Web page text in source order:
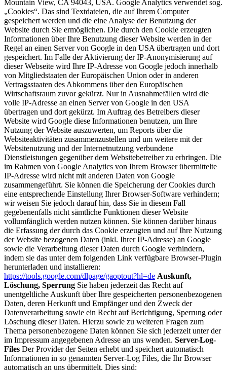
Mountain View, CA 94043, USA. Google Analytics verwendet sog.
„Cookies“. Das sind Textdateien, die auf Ihrem Computer
gespeichert werden und die eine Analyse der Benutzung der
Website durch Sie ermöglichen. Die durch den Cookie erzeugten
Informationen über Ihre Benutzung dieser Website werden in der
Regel an einen Server von Google in den USA übertragen und dort
gespeichert. Im Falle der Aktivierung der IP-Anonymisierung auf
dieser Webseite wird Ihre IP-Adresse von Google jedoch innerhalb
von Mitgliedstaaten der Europäischen Union oder in anderen
Vertragsstaaten des Abkommens über den Europäischen
Wirtschaftsraum zuvor gekürzt. Nur in Ausnahmefällen wird die
volle IP-Adresse an einen Server von Google in den USA
übertragen und dort gekürzt. Im Auftrag des Betreibers dieser
Website wird Google diese Informationen benutzen, um Ihre
Nutzung der Website auszuwerten, um Reports über die
Websiteaktivitäten zusammenzustellen und um weitere mit der
Websitenutzung und der Internetnutzung verbundene
Dienstleistungen gegenüber dem Websitebetreiber zu erbringen. Die
im Rahmen von Google Analytics von Ihrem Browser übermittelte
IP-Adresse wird nicht mit anderen Daten von Google
zusammengeführt. Sie können die Speicherung der Cookies durch
eine entsprechende Einstellung Ihrer Browser-Software verhindern;
wir weisen Sie jedoch darauf hin, dass Sie in diesem Fall
gegebenenfalls nicht sämtliche Funktionen dieser Website
vollumfänglich werden nutzen können. Sie können darüber hinaus
die Erfassung der durch das Cookie erzeugten und auf Ihre Nutzung
der Website bezogenen Daten (inkl. Ihrer IP-Adresse) an Google
sowie die Verarbeitung dieser Daten durch Google verhindern,
indem sie das unter dem folgenden Link verfügbare Browser-Plugin
herunterladen und installieren:
https://tools.google.com/dlpage/gaoptout?hl=de Auskunft,
Löschung, Sperrung Sie haben jederzeit das Recht auf
unentgeltliche Auskunft über Ihre gespeicherten personenbezogenen
Daten, deren Herkunft und Empfänger und den Zweck der
Datenverarbeitung sowie ein Recht auf Berichtigung, Sperrung oder
Löschung dieser Daten. Hierzu sowie zu weiteren Fragen zum
Thema personenbezogene Daten können Sie sich jederzeit unter der
im Impressum angegebenen Adresse an uns wenden. Server-Log-
Files Der Provider der Seiten erhebt und speichert automatisch
Informationen in so genannten Server-Log Files, die Ihr Browser
automatisch an uns übermittelt. Dies sind: